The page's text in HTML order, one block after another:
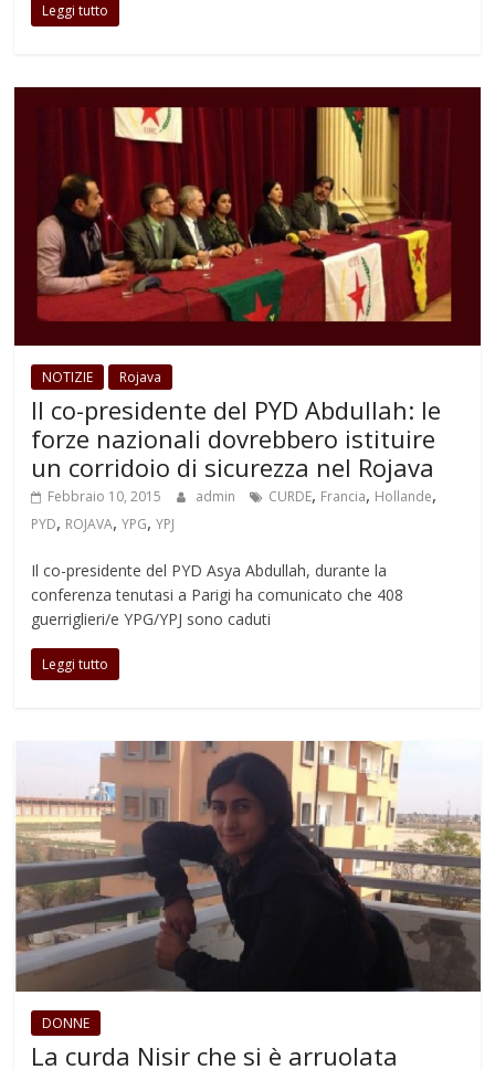
Leggi tutto
NOTIZIE Rojava
Il co-presidente del PYD Abdullah: le
forze nazionali dovrebbero istituire
un corridoio di sicurezza nel Rojava
Febbraio 10, 2015 admin CURDE, Francia, Hollande,
PYD, ROJAVA,YPG,YPJ
Il co-presidente del PYD Asya Abdullah, durante la
conferenza tenutasi a Parigi ha comunicato che 408
guerriglieri/e YPG/YPJ sono caduti
Leggi tutto
DONNE
La curda Nisir che si è arruolata